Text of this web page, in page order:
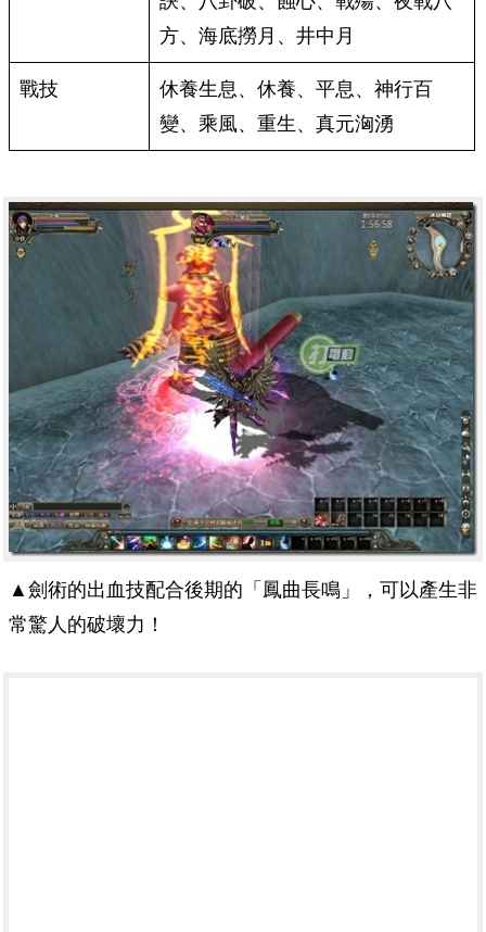
方、海底撈月、井中月
戰技
休養生息、休養、平息、神行百
變、乘風、重生、真元洶湧
▲劍術的出血技配合後期的「鳳曲長鳴」，可以產生非
常驚人的破壞力！